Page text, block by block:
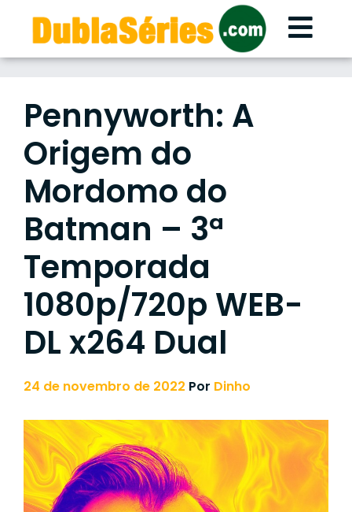
content
Pennyworth: A
Origem do
Mordomo do
Batman – 3ª
Temporada
1080p/720p WEB-
DL x264 Dual
24 de novembro de 2022 Por Dinho